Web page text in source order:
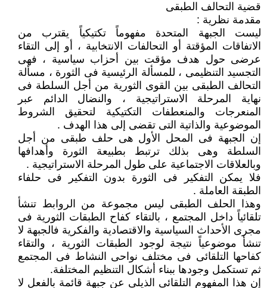
قضية التحالف الطبقى
مقدمة نظرية :
ليست الجبهة المتحدة مفهوماً تكتيكياً يقترب من
الاتفاقات المؤقتة أو التحالفات الانتخابية ، أو إلى التقاء
عرضى حول هدف مؤقت بين أحزاب سياسية ، فهى
التجسيد التنظيمى ، للمسألة الرئيسية فى الثورة ، مسألة
التحالف الطبقى بين القوى الثورية من أجل السلطة فى
نهاية المرحلة الاستراتيجية ، والنضال الدائم عبر
المنعرجات والمنعطفات التكتيكية لتحقيق الشروط
الموضوعية والذاتية التى تقضى إلى هذا الهدف .
إن الجبهة فى المحل الأول هى حلف طبقى من أجل
السلطة وهى بذلك ترتبط بطبيعة الثورة وأهدافها
وبالعلاقات الاجتماعية على طول المرحلة الاستراتيجية .
فلا يمكن التفكير فى الثورة بدون التفكير فى حلفاء
الطبقة العاملة .
وهذا الحلف الطبقى ليس مجموعة من الروابط تنشأ
تلقائياً داخل المجتمع ، بالتقاء كفاح الطبقات الثورية فى
مجرى الأحداث السياسية والاقتصادية والفكرية فالجبهة لا
تنشأ موضوعياً نتيجة لوجود الطبقات الثورية ، والتقاء
كفاحها التلقائى فى مختلف نواحى النشاط فى المجتمع
ثم تستكمل وجودها ببناء أشكال التنظيم المختلفة.
إن هذا المفهوم التلقائى الذيلى عن جبهة قائمة بالفعل لا